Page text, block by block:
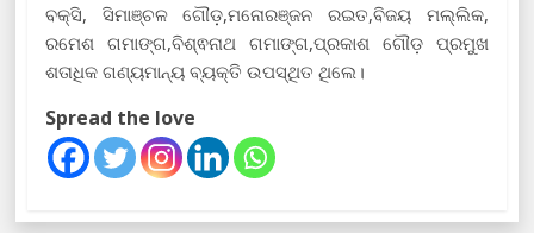
ବକ୍ସି, ସିମାଞ୍ଚଳ ଗୌଡ଼,ମନୋରଞ୍ଜନ ରଇତ,ବିଜୟ ମଲ୍ଲିକ,
ରମେଶ ଗମାଙ୍ଗ,ବିଶ୍ଵନାଥ ଗମାଙ୍ଗ,ପ୍ରକାଶ ଗୌଡ଼ ପ୍ରମୁଖ
ଶତାଧିକ ଗଣ୍ୟମାନ୍ୟ ବ୍ୟକ୍ତି ଉପସ୍ଥିତ ଥିଲେ।
Spread the love